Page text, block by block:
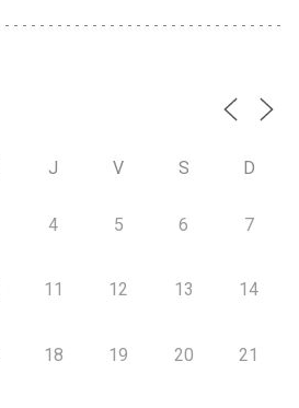
J V S D
4 5 6 7
11 12 13 14
18 19 20 21